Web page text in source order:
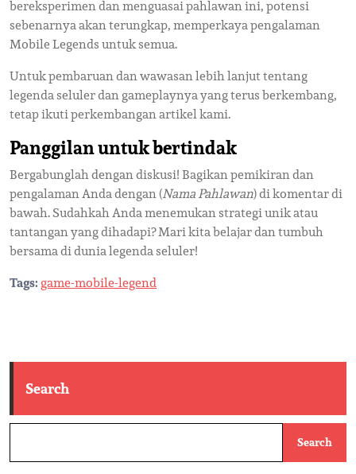
bereksperimen dan menguasai pahlawan ini, potensi
sebenarnya akan terungkap, memperkaya pengalaman
Mobile Legends untuk semua.
Untuk pembaruan dan wawasan lebih lanjut tentang
legenda seluler dan gameplaynya yang terus berkembang,
tetap ikuti perkembangan artikel kami.
Panggilan untuk bertindak
Bergabunglah dengan diskusi! Bagikan pemikiran dan
pengalaman Anda dengan (Nama Pahlawan) di komentar di
bawah. Sudahkah Anda menemukan strategi unik atau
tantangan yang dihadapi? Mari kita belajar dan tumbuh
bersama di dunia legenda seluler!
Tags:game-mobile-legend
Search
Search